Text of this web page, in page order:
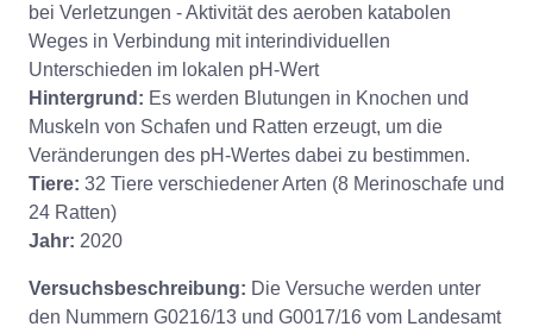
bei Verletzungen - Aktivität des aeroben katabolen
Weges in Verbindung mit interindividuellen
Unterschieden im lokalen pH-Wert
Hintergrund: Es werden Blutungen in Knochen und
Muskeln von Schafen und Ratten erzeugt, um die
Veränderungen des pH-Wertes dabei zu bestimmen.
Tiere: 32 Tiere verschiedener Arten (8 Merinoschafe und
24 Ratten)
Jahr: 2020
Versuchsbeschreibung: Die Versuche werden unter
den Nummern G0216/13 und G0017/16 vom Landesamt